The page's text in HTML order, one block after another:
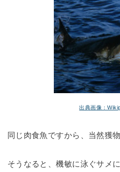
出典画像：
同じ肉食魚ですから、当然獲
そうなると、機敏に泳ぐサメ